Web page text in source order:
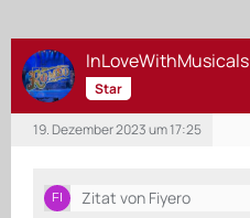
InLoveWithMusicals
Star
19. Dezember 2023 um 17:25
Zitat von Fiyero